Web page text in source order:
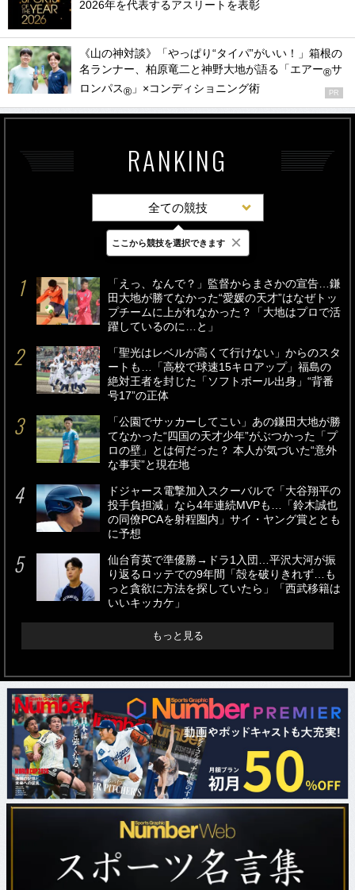
2026年を代表するアスリートを表彰
《山の神対談》「やっぱり“タイパ”がいい！」箱根の
名ランナー、柏原竜二と神野大地が語る「エアー®サ
ロンパス® 」×コンディショニング術 PR
RANKING
全ての競技
最新 24時間 週間
「えっ、なんで？」監督からまさかの宣告…鎌
田大地が勝てなかった“愛媛の天才”はなぜトッ
プチームに上がれなかった？「大地はプロで活
躍しているのに…と」
「聖光はレベルが高くて行けない」からのスタ
ートも…「高校で球速15キロアップ」福島の
絶対王者を封じた「ソフトボール出身」“背番
号17”の正体
「公園でサッカーしてこい」あの鎌田大地が勝
てなかった“四国の天才少年”がぶつかった「プ
ロの壁」とは何だった？ 本人が気づいた“意外
な事実”と現在地
ドジャース電撃加入スクーバルで「大谷翔平の
投手負担減」なら4年連続MVPも…「鈴木誠也
の同僚PCAを射程圏内」サイ・ヤング賞ととも
に予想
仙台育英で準優勝→ドラ1入団…平沢大河が振
り返るロッテでの9年間「殻を破りきれず…も
っと貪欲に方法を探していたら」「西武移籍は
いいキッカケ」
もっと見る
ここから競技を選択できます ×